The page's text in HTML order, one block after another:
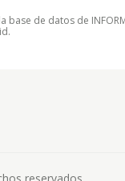
de datos de